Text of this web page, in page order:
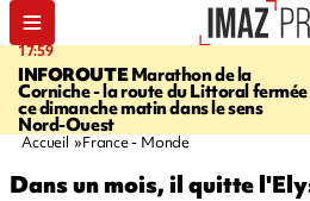
17:59
INFOROUTEMarathon de la
Corniche - la route du Littoral fermée
ce dimanche matin dans le sens
Nord-Ouest
Accueil France - Monde
Dans un mois, il quitte